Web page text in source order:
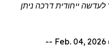
לעדשה ייחודית דרכה ניתן